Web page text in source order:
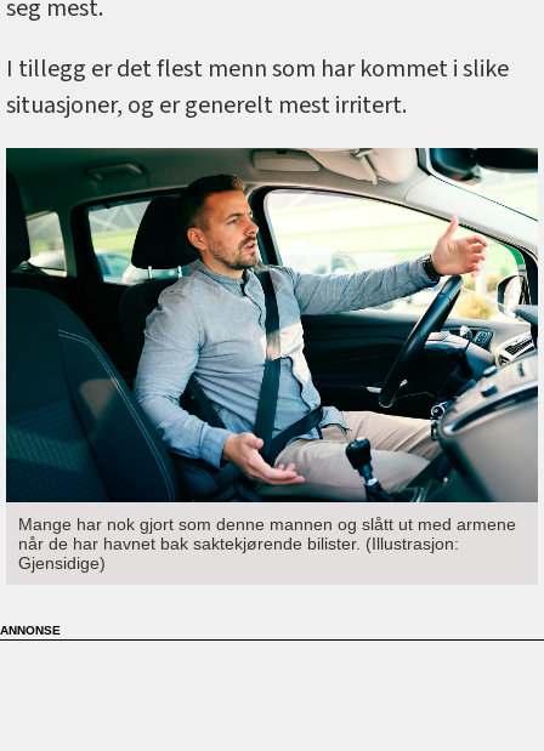
seg mest.
I tillegg er det flest menn som har kommet i slike
situasjoner, og er generelt mest irritert.
Mange har nok gjort som denne mannen og slått ut med armene
når de har havnet bak saktekjørende bilister. (Illustrasjon:
Gjensidige)